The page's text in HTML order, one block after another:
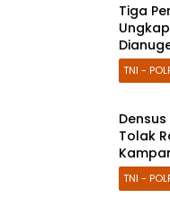
Tiga
Biasa
TNI -
Tolak
TNI -